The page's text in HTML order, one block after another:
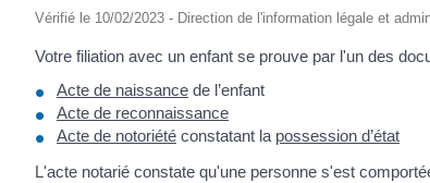
Vérifié le 10/02/2023 - Direction de l'information légale et
Votre filiation avec un enfant se prouve par l'un des
Acte de naissance de l’enfant
Acte de reconnaissance
Acte de notoriété constatant la possession d’état
L'acte notarié constate qu'une personne s'est